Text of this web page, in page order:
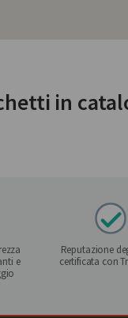
in
e
Reputazione
certificata con